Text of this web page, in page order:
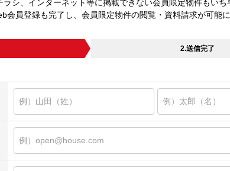
シ、インターネット等に掲載できない会員限定物件もいち
員登録も完了し、会員限定物件の閲覧・資料請求が可能
2.送信完了